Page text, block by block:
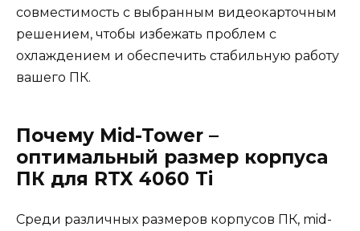
совместимость с выбранным видеокарточным
решением, чтобы избежать проблем с
охлаждением и обеспечить стабильную работу
вашего ПК.
Почему Mid-Tower –
оптимальный размер корпуса
ПК для RTX 4060 Ti
Среди различных размеров корпусов ПК, mid-